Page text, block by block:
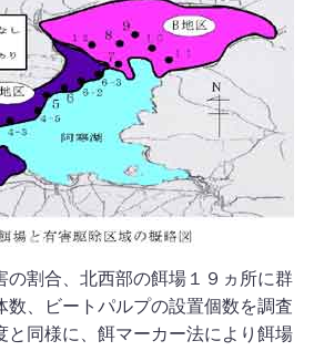
の割合、北西部の餌場１９ヵ所に群
数、ビートパルプの設置個数を調査
と同様に、餌マーカー法により餌場